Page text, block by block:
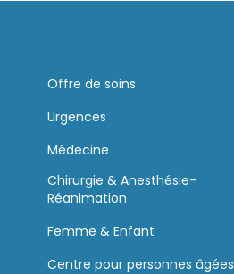
Offre de soins
Urgences
Médecine
Chirurgie & Anesthésie-
Réanimation
Femme & Enfant
Centre pour personnes âgées